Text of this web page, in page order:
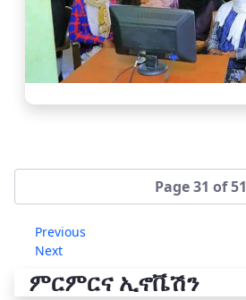
Page 31 of 51
Previous
Next
ምርምርና ኢኖቬሽን